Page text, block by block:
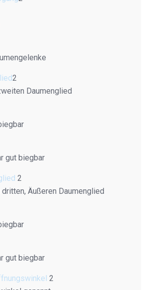
2
Daumenglied
gut biegbar
2
Äußeren Daumenglied
gut biegbar
2